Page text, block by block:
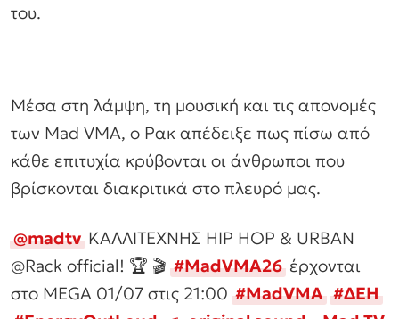
του.
Μέσα στη λάμψη, τη μουσική και τις απονομές
των Mad VMA, ο Ρακ απέδειξε πως πίσω από
κάθε επιτυχία κρύβονται οι άνθρωποι που
βρίσκονται διακριτικά στο πλευρό μας.
@madtvΚΑΛΛΙΤΕΧΝΗΣ HIP HOP & URBAN
@Rack official! 🏆 🎬#MadVMA26έρχονται
στο MEGA 01/07 στις 21:00#MadVMA #ΔΕΗ